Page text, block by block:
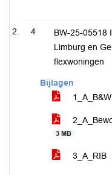
4
BW-25-05518
Limburg en
flexwoningen
Bijlagen
3 MB
3_A_RIB